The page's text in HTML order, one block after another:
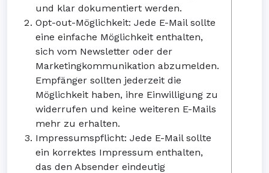
und klar dokumentiert werden.
Opt-out-Möglichkeit: Jede E-Mail sollte
eine einfache Möglichkeit enthalten,
sich vom Newsletter oder der
Marketingkommunikation abzumelden.
Empfänger sollten jederzeit die
Möglichkeit haben, ihre Einwilligung zu
widerrufen und keine weiteren E-Mails
mehr zu erhalten.
Impressumspflicht: Jede E-Mail sollte
ein korrektes Impressum enthalten,
das den Absender eindeutig